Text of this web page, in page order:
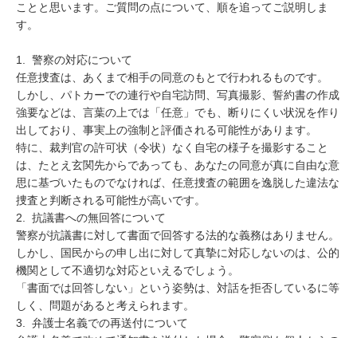
ことと思います。ご質問の点について、順を追ってご説明しま
す。
1.  警察の対応について
任意捜査は、あくまで相手の同意のもとで行われるものです。
しかし、パトカーでの連行や自宅訪問、写真撮影、誓約書の作成
強要などは、言葉の上では「任意」でも、断りにくい状況を作り
出しており、事実上の強制と評価される可能性があります。
特に、裁判官の許可状（令状）なく自宅の様子を撮影すること
は、たとえ玄関先からであっても、あなたの同意が真に自由な意
思に基づいたものでなければ、任意捜査の範囲を逸脱した違法な
捜査と判断される可能性が高いです。
2.  抗議書への無回答について
警察が抗議書に対して書面で回答する法的な義務はありません。
しかし、国民からの申し出に対して真摯に対応しないのは、公的
機関として不適切な対応といえるでしょう。
「書面では回答しない」という姿勢は、対話を拒否しているに等
しく、問題があると考えられます。
3.  弁護士名義での再送付について